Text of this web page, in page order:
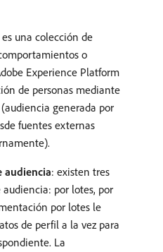
una colección de
o
Experience Platform
de personas mediante
generada por
fuentes externas
audiencia: existen tres
por lotes, por
por lotes le
de perfil a la vez para
La